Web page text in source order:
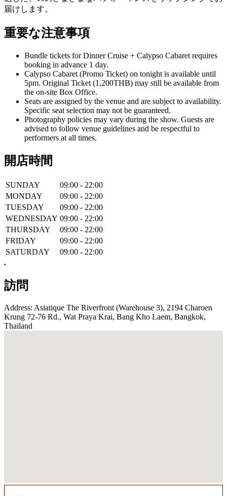
届けします。
重要な注意事項
Bundle tickets for Dinner Cruise + Calypso Cabaret requires
booking in advance 1 day.
Calypso Cabaret (Promo Ticket) on tonight is available until
5pm. Original Ticket (1,200THB) may still be available from
the on-site Box Office.
Seats are assigned by the venue and are subject to availability.
Specific seat selection may not be guaranteed.
Photography policies may vary during the show. Guests are
advised to follow venue guidelines and be respectful to
performers at all times.
開店時間
SUNDAY
09:00 - 22:00
MONDAY
09:00 - 22:00
TUESDAY
09:00 - 22:00
WEDNESDAY 09:00 - 22:00
THURSDAY
09:00 - 22:00
FRIDAY
09:00 - 22:00
SATURDAY
09:00 - 22:00
.
訪問
Address: Asiatique The Riverfront (Warehouse 3), 2194 Charoen
Krung 72-76 Rd., Wat Praya Krai, Bang Kho Laem, Bangkok,
Thailand